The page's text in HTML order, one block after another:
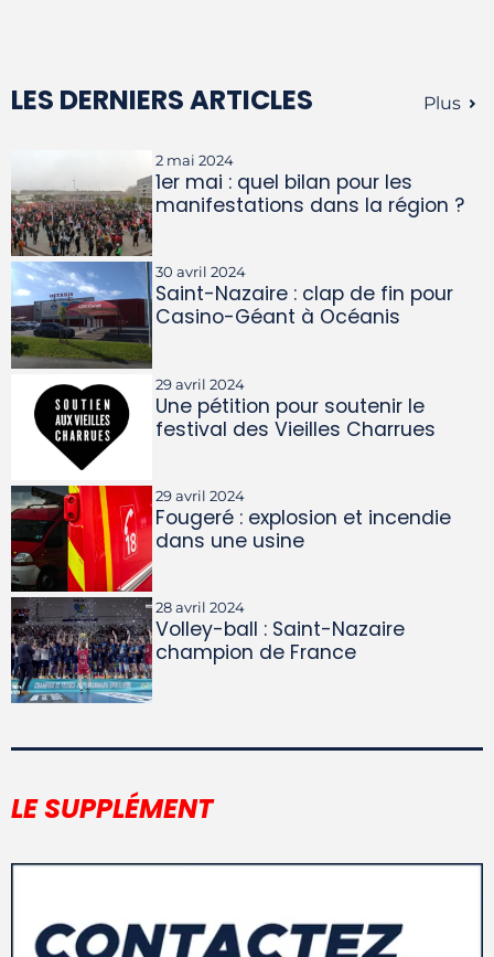
LES DERNIERS ARTICLES Plus
2 mai 2024
1er mai : quel bilan pour les
manifestations dans la région ?
30 avril 2024
Saint-Nazaire : clap de fin pour
Casino-Géant à Océanis
29 avril 2024
Une pétition pour soutenir le
festival des Vieilles Charrues
29 avril 2024
Fougeré : explosion et incendie
dans une usine
28 avril 2024
Volley-ball : Saint-Nazaire
champion de France
LE SUPPLÉMENT